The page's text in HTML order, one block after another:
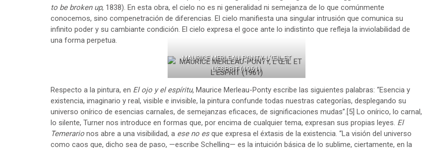
to be broken up, 1838). En esta obra, el cielo no es ni generalidad ni semejanza de lo que comúnmente
conocemos, sino compenetración de diferencias. El cielo manifiesta una singular intrusión que comunica su
infinito poder y su cambiante condición. El cielo expresa el goce ante lo indistinto que refleja la inviolabilidad de
una forma perpetua.
MAURICE MERLEAU-PONTY, L’ŒIL ET
L’ESPRIT (1961)
Respecto a la pintura, en El ojo y el espíritu, Maurice Merleau-Ponty escribe las siguientes palabras: “Esencia y
existencia, imaginario y real, visible e invisible, la pintura confunde todas nuestras categorías, desplegando su
universo onírico de esencias carnales, de semejanzas eficaces, de significaciones mudas”.[5] Lo onírico, lo carnal,
lo silente, Turner nos introduce en formas que, por encima de cualquier tema, expresan sus propias leyes. El
Temerario nos abre a una visibilidad, a ese no esque expresa el éxtasis de la existencia. “La visión del universo
como caos que, dicho sea de paso, —escribe Schelling— es la intuición básica de lo sublime, ciertamente, en la